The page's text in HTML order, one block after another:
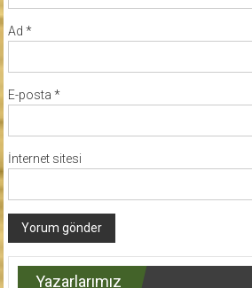
Ad *
E-posta *
İnternet sitesi
Yazarlarımız